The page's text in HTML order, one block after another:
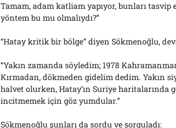
Tamam, adam katliam yapıyor, bunları
yöntem bu mu olmalıydı?”
“Hatay kritik bir bölge” diyen Sökmenoğlu,
“Yakın zamanda söyledim; 1978
Kırmadan, dökmeden gidelim dedim. Yakın
halvet olurken, Hatay’ın Suriye haritalarında
incitmemek için göz yumdular.”
Sökmenoğlu şunları da sordu ve sorguladı: